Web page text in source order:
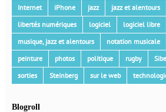
Internet
iPhone jazz jazz et alentours
libertés numériques
logiciel logiciel libre
musique, jazz et alentours
notation musicale
peinture
photos politique rugby
sorties
Steinberg sur le web
Blogroll